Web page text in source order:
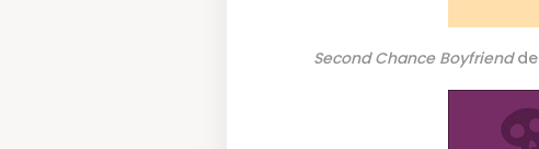
Second Chance Boyfriendde